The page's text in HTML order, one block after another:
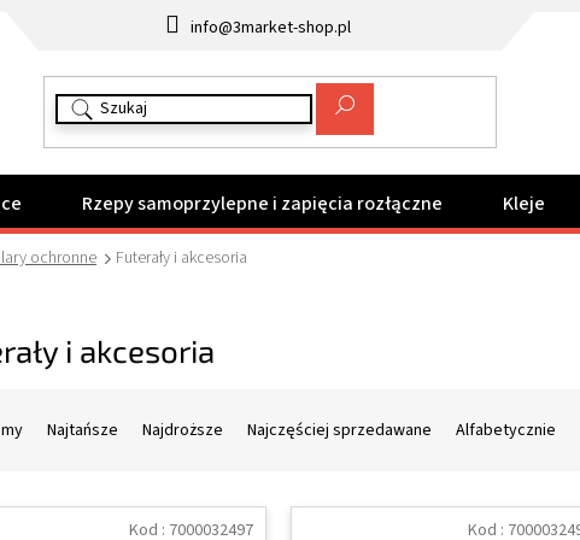
info@3market-shop.pl
Rzepy samoprzylepne i zapięcia rozłączne Kleje
ochronne Futerały i akcesoria
i akcesoria
Najtańsze Najdroższe Najczęściej sprzedawane Alfabetycznie
Kod : 7000032497 Kod :